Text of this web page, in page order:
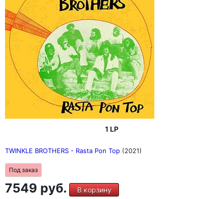
1 LP
TWINKLE BROTHERS - Rasta Pon Top (2021)
Под заказ
7549 руб. В корзину